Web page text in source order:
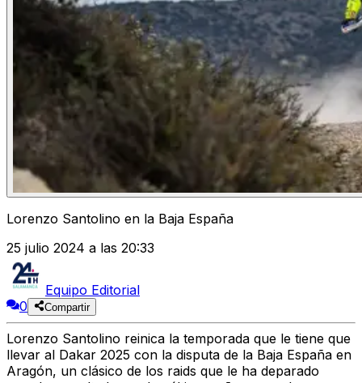
Lorenzo Santolino en la Baja España
25 julio 2024 a las 20:33
Equipo Editorial
0
Compartir
Lorenzo Santolino reinica la temporada que le tiene que
llevar al Dakar 2025 con la disputa de la Baja España en
Aragón, un clásico de los raids que le ha deparado